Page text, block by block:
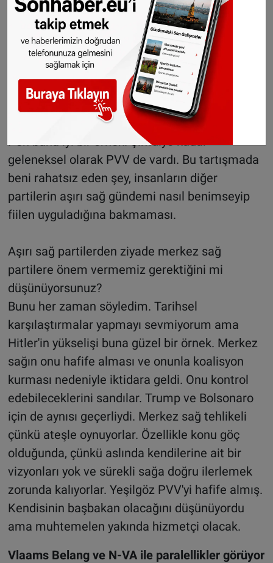
Ben öyle düşünmüyorum. Yakın zamana kadar
Polonya ve İspanya seçimleri nedeniyle aşırı
sağın olası sonu hakkında konuşuyorduk.
Mesele şu ki aşırı sağ seçimlerde yükseliyor.
Özellikle ara dönemlerde oy verme konusunda
iyidirler, ancak seçimler yapılırken genellikle
daha az başarılıdırlar. Fransa'daki Marine Le
Pen buna iyi bir örnek. Şimdiye kadar
geleneksel olarak PVV de vardı. Bu tartışmada
beni rahatsız eden şey, insanların diğer
partilerin aşırı sağ gündemi nasıl benimseyip
fiilen uyguladığına bakmaması.
Aşırı sağ partilerden ziyade merkez sağ
partilere önem vermemiz gerektiğini mi
düşünüyorsunuz?
Bunu her zaman söyledim. Tarihsel
karşılaştırmalar yapmayı sevmiyorum ama
Hitler'in yükselişi buna güzel bir örnek. Merkez
sağın onu hafife alması ve onunla koalisyon
kurması nedeniyle iktidara geldi. Onu kontrol
edebileceklerini sandılar. Trump ve Bolsonaro
için de aynısı geçerliydi. Merkez sağ tehlikeli
çünkü ateşle oynuyorlar. Özellikle konu göç
olduğunda, çünkü aslında kendilerine ait bir
vizyonları yok ve sürekli sağa doğru ilerlemek
zorunda kalıyorlar. Yeşilgöz PVV'yi hafife almış.
Kendisinin başbakan olacağını düşünüyordu
ama muhtemelen yakında hizmetçi olacak.
Vlaams Belang ve N-VA ile paralellikler görüyor